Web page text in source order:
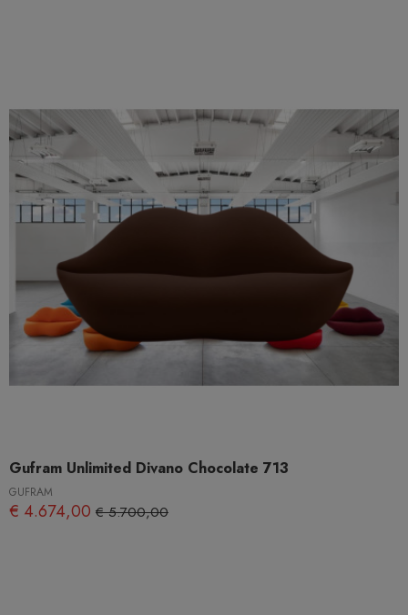
Gufram Unlimited Divano Chocolate 713
GUFRAM
€ 4.674,00 € 5.700,00